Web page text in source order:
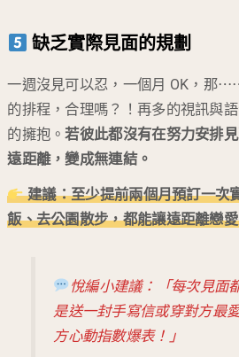
缺乏實際見面的規劃
一週沒見可以忍，一個月 OK，那
的排程，合理嗎？！再多的視訊與
的擁抱。若彼此都沒有在努力安排
遠距離，變成無連結。
建議：至少提前兩個月預訂一次
飯、去公園散步，都能讓遠距離戀愛
悅編小建議：「每次見面
是送一封手寫信或穿對方最
方心動指數爆表！」